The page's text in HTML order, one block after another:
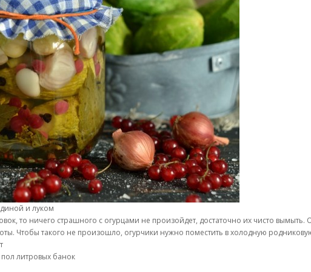
и луком
то ничего страшного с огурцами не произойдет, достаточно их чисто
Чтобы такого не произошло, огурчики нужно поместить в холодную
литровых банок